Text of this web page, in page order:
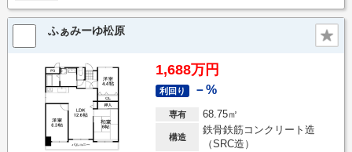
ふぁみーゆ松原
1,688万円
利回り －%
専有 68.75㎡
構造
鉄骨鉄筋コンクリート造
（SRC造）